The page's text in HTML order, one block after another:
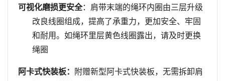
可视化磨损更安全：肩带末端的绳环内圈由三层升级
改良线圈组成，提高了承重力，更加安全、牢固
和耐用。如绳环里层黄色线圈露出，请及时更换
绳圈
阿卡式快装板：
附赠新型阿卡式快装板，无需拆卸肩